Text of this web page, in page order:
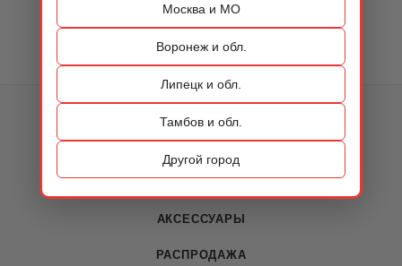
Москва и МО
Воронеж и обл.
Липецк и обл.
Тамбов и обл.
Другой город
АКСЕССУАРЫ
РАСПРОДАЖА